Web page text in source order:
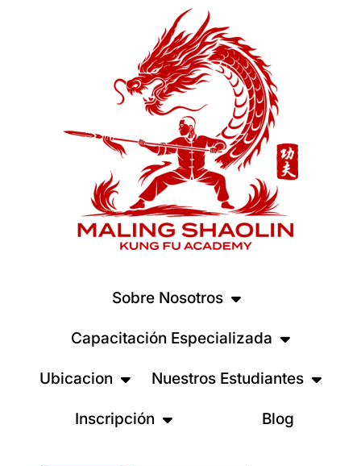
Sobre Nosotros
Capacitación Especializada
Ubicacion Nuestros Estudiantes
Inscripción Blog